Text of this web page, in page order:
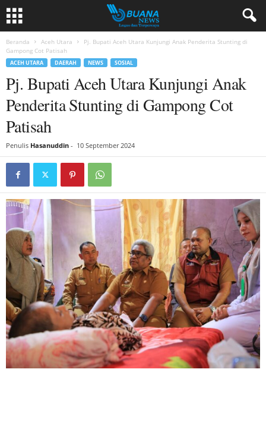
Beranda Aceh Utara
Pj. Bupati Aceh Utara Kunjungi Anak Penderita Stunting di
Gampong Cot Patisah
ACEH UTARA DAERAH NEWS SOSIAL
Pj. Bupati Aceh Utara Kunjungi Anak
Penderita Stunting di Gampong Cot
Patisah
Penulis Hasanuddin - 10 September 2024